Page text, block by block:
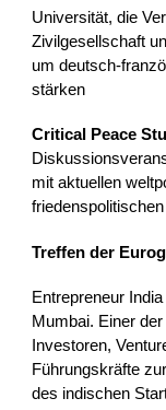
Universität, die
Zivilgesellschaft
um deutsch-
stärken
Critical Peace
mit aktuellen
Treffen der
Entrepreneur
Mumbai. Einer
Investoren,
Führungskräfte
des indischen